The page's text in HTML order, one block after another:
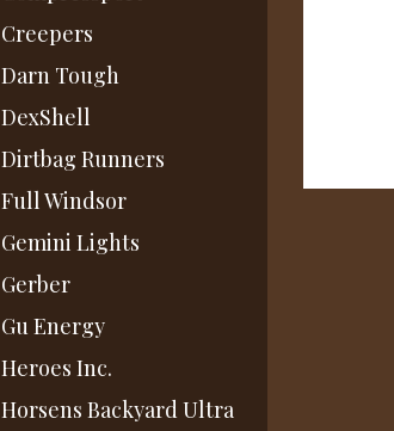
Creepers
Darn Tough
DexShell
Dirtbag Runners
Full Windsor
Gemini Lights
Gerber
Gu Energy
Heroes Inc.
Horsens Backyard Ultra